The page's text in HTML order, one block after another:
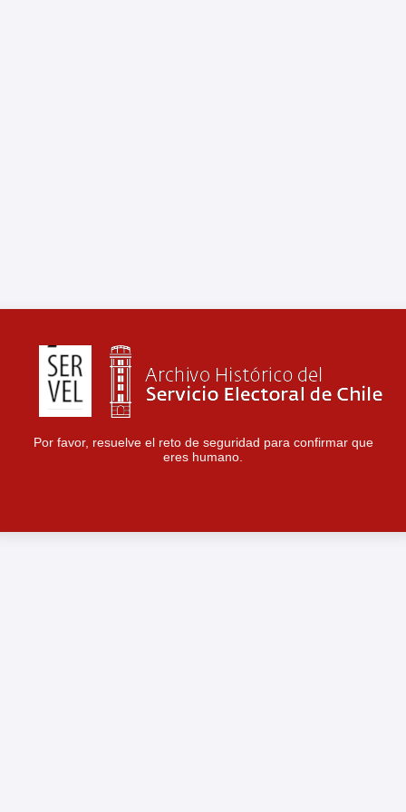
Por favor, resuelve el reto de seguridad para confirmar que
eres humano.